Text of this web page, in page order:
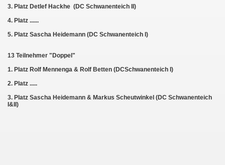
3. Platz Detlef Hackhe (DC Schwanenteich II)
4. Platz ......
5. Platz Sascha Heidemann (DC Schwanenteich I)
13 Teilnehmer "Doppel"
1. Platz Rolf Mennenga & Rolf Betten (DCSchwanenteich I)
2. Platz .....
3. Platz Sascha Heidemann & Markus Scheutwinkel (DC Schwanenteich
I&II)